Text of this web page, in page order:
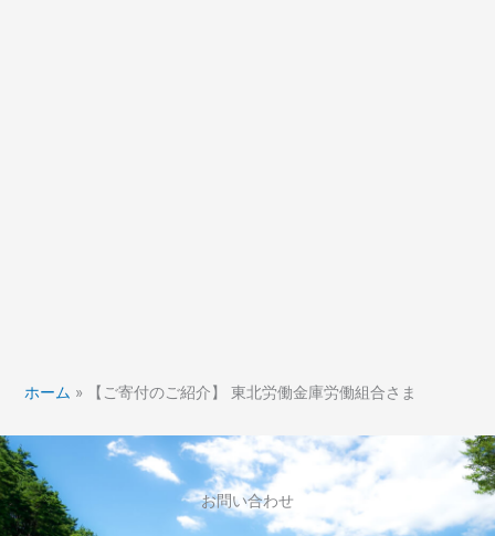
ホーム » 【ご寄付のご紹介】 東北労働金庫労働組合さま
お問い合わせ